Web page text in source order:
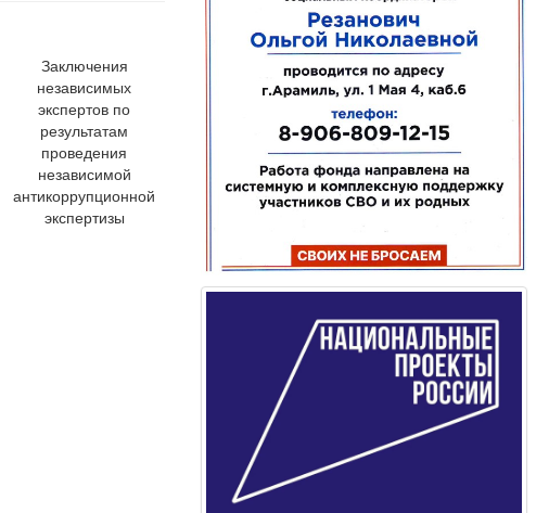
Заключения
независимых
экспертов по
результатам
проведения
независимой
антикоррупционной
экспертизы